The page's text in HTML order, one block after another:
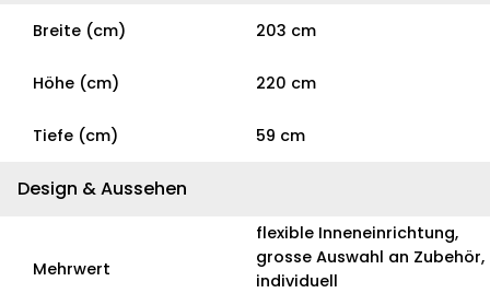
Breite (cm) 203 cm
Höhe (cm) 220 cm
Tiefe (cm) 59 cm
Design & Aussehen
Mehrwert
flexible Inneneinrichtung,
grosse Auswahl an Zubehör,
individuell